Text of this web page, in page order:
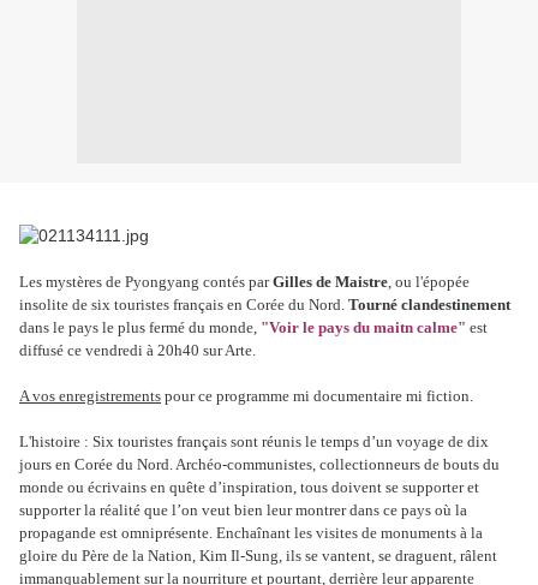
Les mystères de Pyongyang contés parGilles de Maistre, ou l'épopée
insolite de six touristes français en Corée du Nord. Tourné clandestinement
dans le pays le plus fermé du monde, "Voir le pays du maitn calme" est
diffusé ce vendredi à 20h40 sur Arte.
A vos enregistrements pour ce programme mi documentaire mi fiction.
L'histoire : Six touristes français sont réunis le temps d’un voyage de dix
jours en Corée du Nord. Archéo-communistes, collectionneurs de bouts du
monde ou écrivains en quête d’inspiration, tous doivent se supporter et
supporter la réalité que l’on veut bien leur montrer dans ce pays où la
propagande est omniprésente. Enchaînant les visites de monuments à la
gloire du Père de la Nation, Kim Il-Sung, ils se vantent, se draguent, râlent
immanquablement sur la nourriture et pourtant, derrière leur apparente